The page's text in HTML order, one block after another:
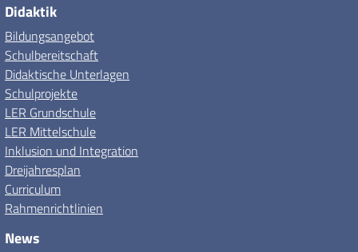
Didaktik
Bildungsangebot
Schulbereitschaft
Didaktische Unterlagen
Schulprojekte
LER Grundschule
LER Mittelschule
Inklusion und Integration
Dreijahresplan
Curriculum
Rahmenrichtlinien
News